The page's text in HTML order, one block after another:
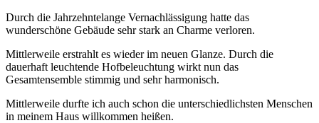
Durch die Jahrzehntelange Vernachlässigung hatte das
wunderschöne Gebäude sehr stark an Charme verloren.
Mittlerweile erstrahlt es wieder im neuen Glanze. Durch die
dauerhaft leuchtende Hofbeleuchtung wirkt nun das
Gesamtensemble stimmig und sehr harmonisch.
Mittlerweile durfte ich auch schon die unterschiedlichsten Menschen
in meinem Haus willkommen heißen.